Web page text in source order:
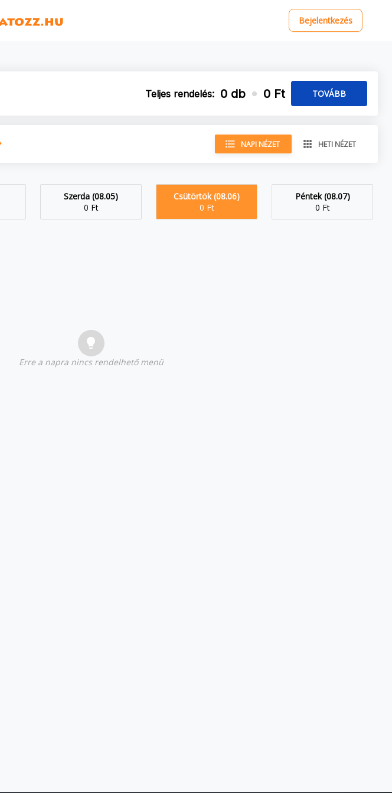
Bejelentkezés
Teljes rendelés: 0 db 0 Ft TOVÁBB
NAPI NÉZET HETI NÉZET
Szerda (08.05)
0 Ft
Csütörtök (08.06)
0 Ft
Péntek (08.07)
0 Ft
Erre a napra nincs rendelhető menü